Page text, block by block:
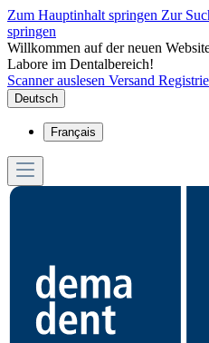
Zum Hauptinhalt springen Zur
springen
Willkommen auf der neuen
Labore im Dentalbereich!
Scanner auslesen Versand
Deutsch
Français